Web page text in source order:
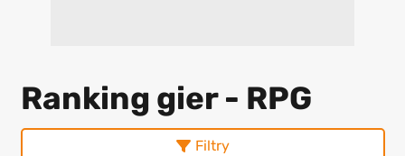
Ranking gier - RPG
Filtry